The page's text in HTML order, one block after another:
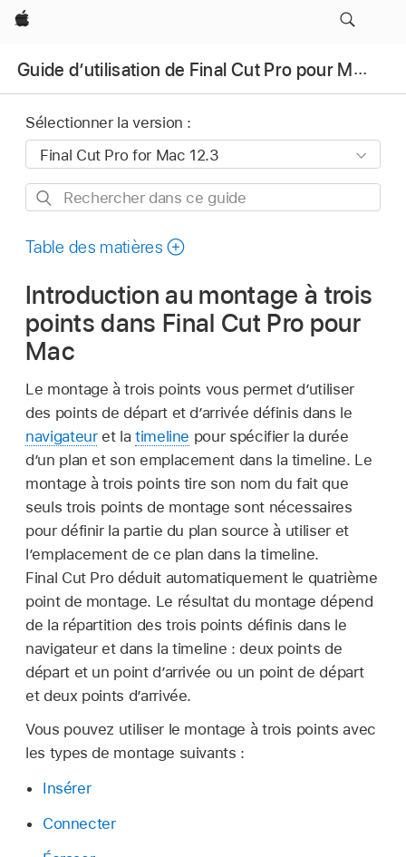
Apple
Guide d’utilisation de Final Cut Pro pour Mac
Sélectionner la version :
Rechercher
ce
Table des matières
Introduction au montage à trois
points dans Final Cut Pro pour
Mac
Le montage à trois points vous permet d’utiliser
des points de départ et d’arrivée définis dans le
navigateuret la timeline pour spécifier la durée
d’un plan et son emplacement dans la timeline. Le
montage à trois points tire son nom du fait que
seuls trois points de montage sont nécessaires
pour définir la partie du plan source à utiliser et
l’emplacement de ce plan dans la timeline.
Final Cut Pro déduit automatiquement le quatrième
point de montage. Le résultat du montage dépend
de la répartition des trois points définis dans le
navigateur et dans la timeline : deux points de
départ et un point d’arrivée ou un point de départ
et deux points d’arrivée.
Vous pouvez utiliser le montage à trois points avec
les types de montage suivants :
Insérer
Connecter